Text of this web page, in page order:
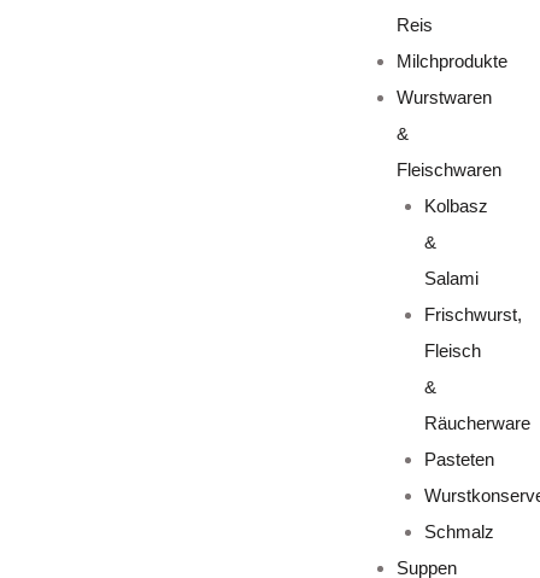
Reis
Milchprodukte
Wurstwaren
&
Fleischwaren
Kolbasz
&
Salami
Frischwurst,
Fleisch
&
Räucherware
Pasteten
Schmalz
Suppen